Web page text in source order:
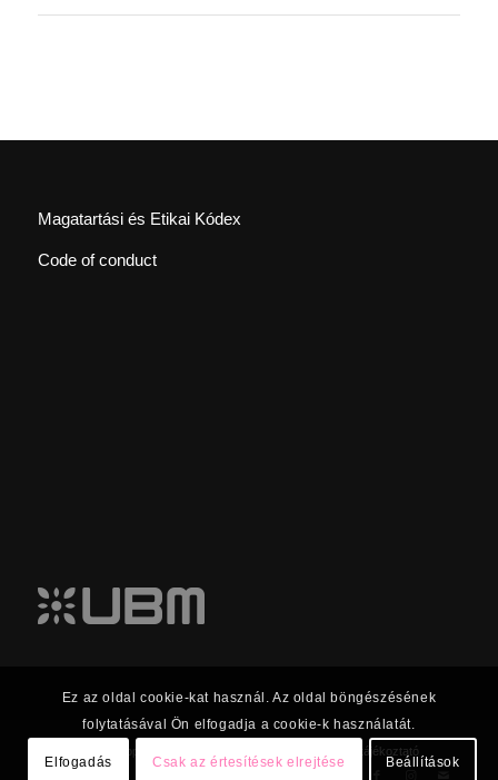
Magatartási és Etikai Kódex
Code of conduct
© 2023 UBM Csoport Befektetői kapcsolatok | Adatkezelési tájékoztató
Ez az oldal cookie-kat használ. Az oldal böngészésének
folytatásával Ön elfogadja a cookie-k használatát.
Elfogadás Csak az értesítések elrejtése Beállítások